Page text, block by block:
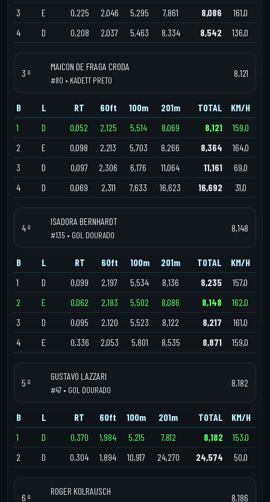
3
E 0,225 2,046 5,295 7,861 8,086
161,0
4
D 0,208 2,037 5,463 8,334 8,542 136,0
3 º
MAICON DE FRAGA CRODA
#80 • KADETT PRETO
8,121
B L RT 60ft 100m 201m TOTAL
KM/H
1
D 0,052 2,125 5,514 8,069 8,121
159,0
2
E 0,098 2,213 5,703 8,266 8,364
164,0
3
D 0,097 2,306 6,176 11,064 11,161
69,0
4
D 0,069 2,311 7,633 16,623 16,692 31,0
4 º
ISADORA BERNHARDT
#135 • GOL DOURADO
8,148
B L RT 60ft 100m 201m TOTAL
KM/H
1
D 0,099 2,197 5,534 8,136 8,235
157,0
2
E 0,062 2,183 5,502 8,086 8,148
162,0
3
D 0,095 2,120 5,523 8,122 8,217
161,0
4
E 0,336 2,053 5,801 8,535 8,871 159,0
5 º
GUSTAVO LAZZARI
#47 • GOL DOURADO
8,182
B L RT 60ft 100m 201m TOTAL
KM/H
1
D 0,370 1,984 5,215 7,812 8,182
153,0
2
D 0,304 1,894 10,917 24,270 24,574 50,0
6 º
ROGER KOLRAUSCH
8,186